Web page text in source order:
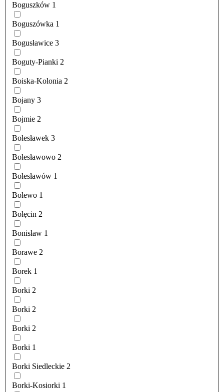
Boguszków 1
Boguszówka 1
Bogusławice 3
Boguty-Pianki 2
Boiska-Kolonia 2
Bojany 3
Bojmie 2
Bolesławek 3
Bolesławowo 2
Bolesławów 1
Bolewo 1
Bolęcin 2
Bonisław 1
Borawe 2
Borek 1
Borki 2
Borki 2
Borki 2
Borki 1
Borki Siedleckie 2
Borki-Kosiorki 1